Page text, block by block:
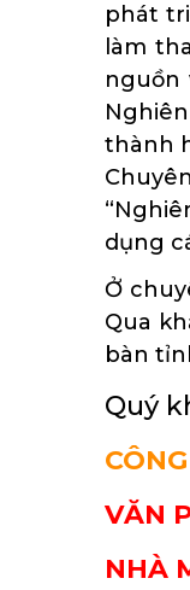
phát
làm
nguồn
thành
dụng
Ở
Qua
bàn
Quý
VĂN
NHÀ